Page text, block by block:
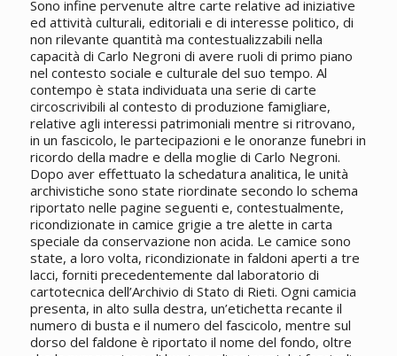
Sono infine pervenute altre carte relative ad iniziative
ed attività culturali, editoriali e di interesse politico, di
non rilevante quantità ma contestualizzabili nella
capacità di Carlo Negroni di avere ruoli di primo piano
nel contesto sociale e culturale del suo tempo. Al
contempo è stata individuata una serie di carte
circoscrivibili al contesto di produzione famigliare,
relative agli interessi patrimoniali mentre si ritrovano,
in un fascicolo, le partecipazioni e le onoranze funebri in
ricordo della madre e della moglie di Carlo Negroni.
Dopo aver effettuato la schedatura analitica, le unità
archivistiche sono state riordinate secondo lo schema
riportato nelle pagine seguenti e, contestualmente,
ricondizionate in camice grigie a tre alette in carta
speciale da conservazione non acida. Le camice sono
state, a loro volta, ricondizionate in faldoni aperti a tre
lacci, forniti precedentemente dal laboratorio di
cartotecnica dell’Archivio di Stato di Rieti. Ogni camicia
presenta, in alto sulla destra, un’etichetta recante il
numero di busta e il numero del fascicolo, mentre sul
dorso del faldone è riportato il nome del fondo, oltre